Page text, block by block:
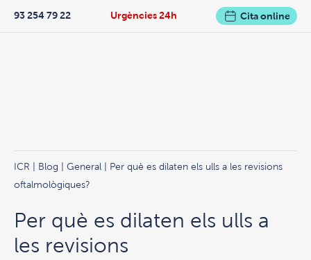
Urgències 24h
93 254 79 22 Cita online
ICR Blog General | Per què es dilaten els ulls a les revisions
oftalmològiques?
Per què es dilaten els ulls a
les revisions